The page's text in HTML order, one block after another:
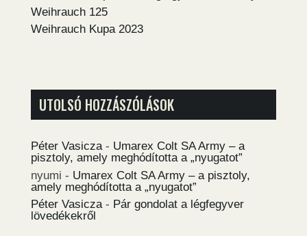
Weihrauch 125
Weihrauch Kupa 2023
UTOLSÓ HOZZÁSZÓLÁSOK
Péter Vasicza- Umarex Colt SA Army – a
pisztoly, amely meghódította a „nyugatot”
nyumi - Umarex Colt SA Army – a pisztoly,
amely meghódította a „nyugatot”
Péter Vasicza- Pár gondolat a légfegyver
lövedékekről